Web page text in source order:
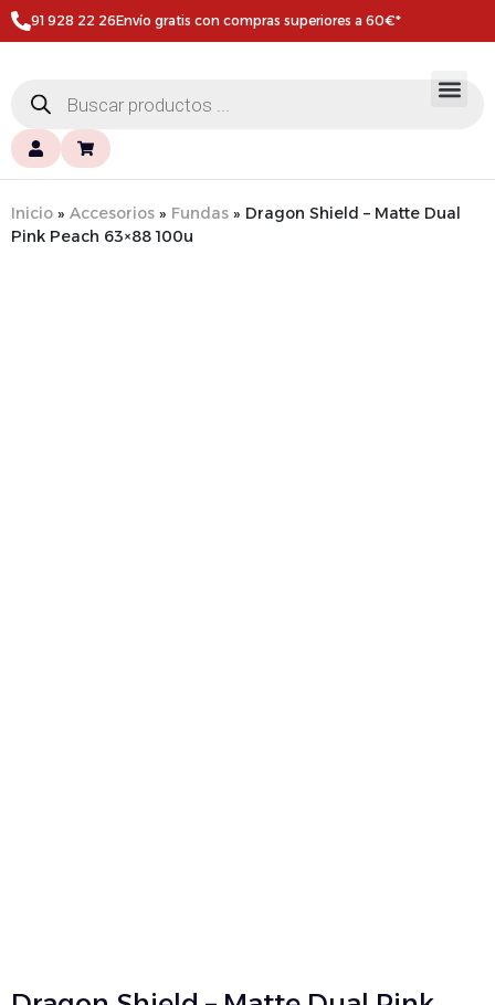
91 928 22 26Envío gratis con compras superiores a 60€*
Inicio » Accesorios » Fundas » Dragon Shield – Matte Dual
Pink Peach 63×88 100u